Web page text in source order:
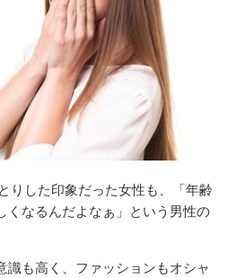
りした印象だった女性も、「年齢
くなるんだよなぁ」という男性の
識も高く、ファッションもオシャ